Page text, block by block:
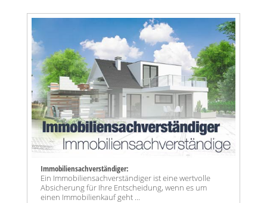
Immobiliensachverständiger:
Ein Immobiliensachverständiger ist eine wertvolle
Absicherung für Ihre Entscheidung, wenn es um
einen Immobilienkauf geht ...